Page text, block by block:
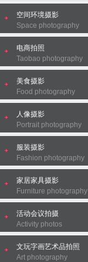
空间环境摄影
Space photography
电商拍照
Taobao photography
美食摄影
Food photography
人像摄影
Portrait photography
服装摄影
Fashion photography
家居家具摄影
Furniture photography
活动会议拍摄
Activity photos
文玩字画艺术品拍照
Art photography